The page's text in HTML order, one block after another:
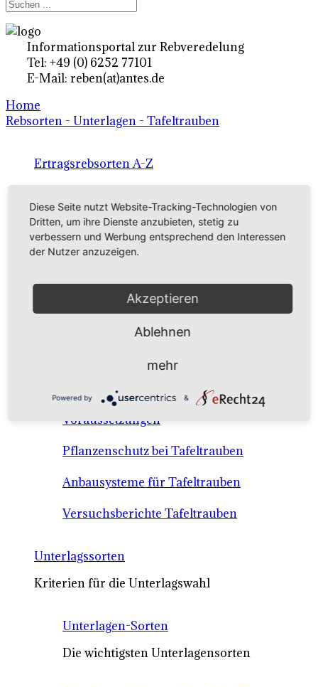
Informationsportal zur Rebveredelung
Tel: +49 (0) 6252 77101
E-Mail: reben(at)antes.de
Home
Rebsorten - Unterlagen - Tafeltrauben
Ertragsrebsorten A-Z
Rebsorten international
externe Links
Tafeltraubensorten
Anbausysteme & Recht
Tafeltrauben A-Z Sortenbeschreibungen
Tafeltraubenanbau - rechtliche
Voraussetzungen
Pflanzenschutz bei Tafeltrauben
Anbausysteme für Tafeltrauben
Versuchsberichte Tafeltrauben
Unterlagssorten
Kriterien für die Unterlagswahl
Unterlagen-Sorten
Die wichtigsten Unterlagensorten
Diese Seite nutzt Website-Tracking-Technologien von
Dritten, um ihre Dienste anzubieten, stetig zu
verbessern und Werbung entsprechend den Interessen
der Nutzer anzuzeigen.
Akzeptieren
Ablehnen
mehr
Powered by &